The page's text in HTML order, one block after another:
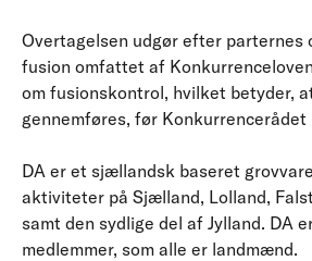
Overtagelsen udgør efter parternes
fusion omfattet af
om fusionskontrol, hvilket betyder,
gennemføres, før Konkurrencerådet
DA er et sjællandsk baseret
aktiviteter på Sjælland, Lolland,
samt den sydlige del af Jylland. DA
medlemmer, som alle er landmænd.